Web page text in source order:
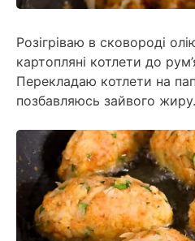
Розігріваю в сковороді
картопляні котлети до
Перекладаю котлети на
позбавляюсь зайвого жиру.